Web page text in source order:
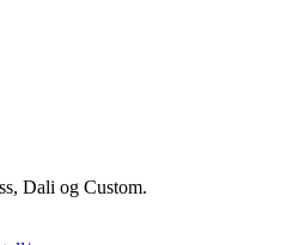
Dali og Custom.